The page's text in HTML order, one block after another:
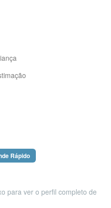
Rápido
para ver o perfil completo de